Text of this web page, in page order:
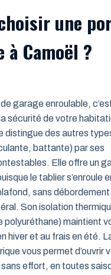
une
à Camoël ?
garage enroulable,
sécurité de votre
distingue des autres
battante) par ses
Elle offre un
le tablier s’enroule
sans
Son isolation
polyuréthane) maintient
hiver et au frais en été.
vous permet d’ouvrir
sans effort, en toutes